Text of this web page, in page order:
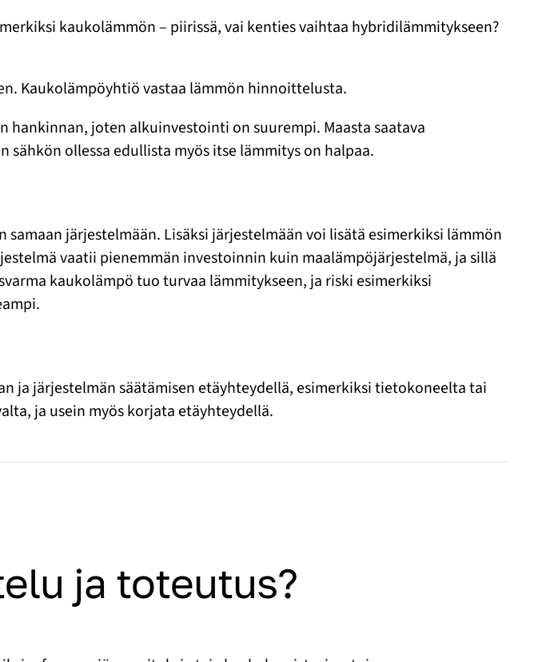
kaukolämmön – piirissä, vai kenties vaihtaa hybridilämmitykseen?
Kaukolämpöyhtiö vastaa lämmön hinnoittelusta.
joten alkuinvestointi on suurempi. Maasta saatava
ollessa edullista myös itse lämmitys on halpaa.
järjestelmään. Lisäksi järjestelmään voi lisätä esimerkiksi lämmön
vaatii pienemmän investoinnin kuin maalämpöjärjestelmä, ja sillä
kaukolämpö tuo turvaa lämmitykseen, ja riski esimerkiksi
ja järjestelmän säätämisen etäyhteydellä, esimerkiksi tietokoneelta tai
ja usein myös korjata etäyhteydellä.
ja toteutus?